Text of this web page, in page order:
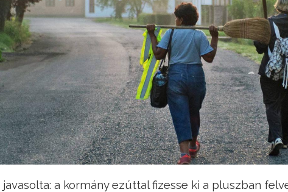
javasolta: a kormány ezúttal fizesse ki a pluszban